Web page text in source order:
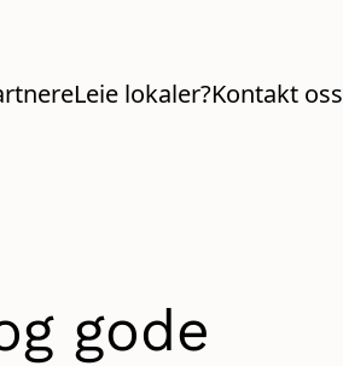
Leie lokaler?Kontakt oss
gode